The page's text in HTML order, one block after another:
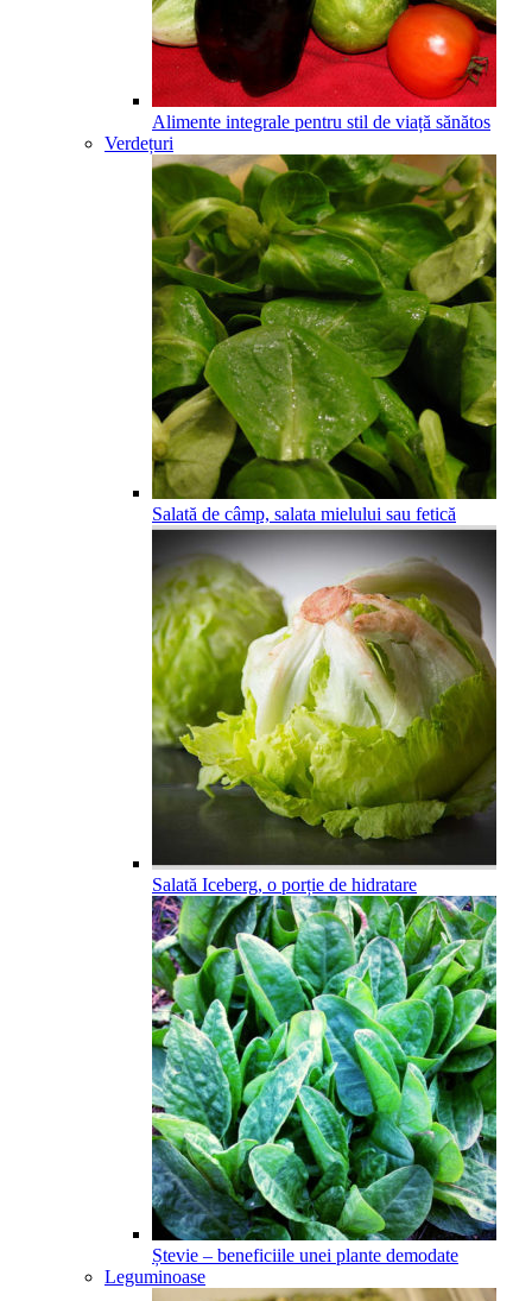
Alimente integrale pentru stil de viață sănătos
Verdețuri
Salată de câmp, salata mielului sau fetică
Salată Iceberg, o porție de hidratare
Ștevie – beneficiile unei plante demodate
Leguminoase